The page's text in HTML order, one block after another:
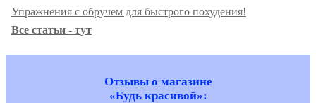
Упражнения с обручем для быстрого похудения!
Все статьи - тут
Отзывы о магазине
«Будь красивой»: